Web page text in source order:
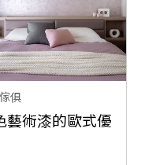
俱
藝術漆的歐式優